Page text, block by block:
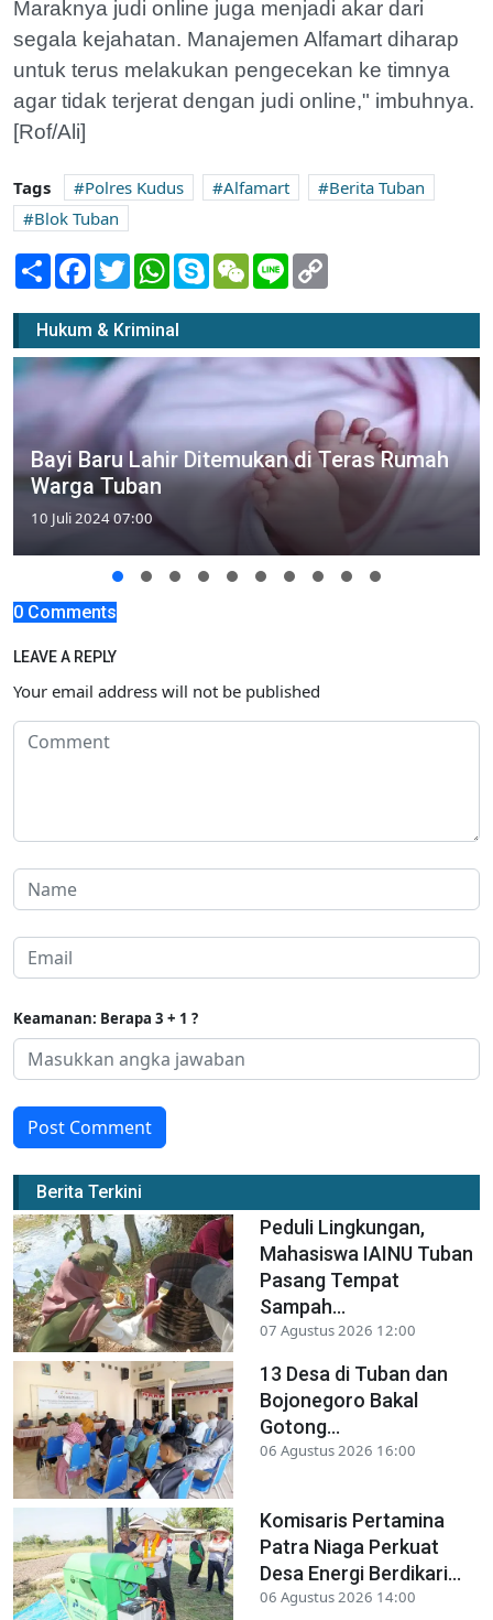
Maraknya judi online juga menjadi akar dari
segala kejahatan. Manajemen Alfamart diharap
untuk terus melakukan pengecekan ke timnya
agar tidak terjerat dengan judi online," imbuhnya.
[Rof/Ali]
Tags Polres Kudus Alfamart
Berita Tuban
Blok Tuban
Share Facebook
TwitterWhatsApp
SkypeWeChatLine
Hukum & Kriminal
Bayi Baru Lahir Ditemukan di Teras Rumah
Warga Tuban
10 Juli 2024 07:00
0 Comments
LEAVE A REPLY
Your email address will not be published
Keamanan: Berapa 3 + 1 ?
Post Comment
Berita Terkini
Peduli Lingkungan,
Mahasiswa IAINU Tuban
Pasang Tempat
Sampah...
07 Agustus 2026 12:00
13 Desa di Tuban dan
Bojonegoro Bakal
Gotong...
06 Agustus 2026 16:00
Komisaris Pertamina
Patra Niaga Perkuat
Desa Energi Berdikari...
06 Agustus 2026 14:00